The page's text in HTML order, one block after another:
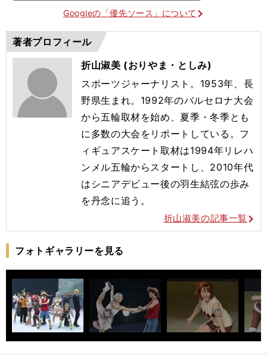
Googleの「優先ソース」について
著者プロフィール
折山淑美 (おりやま・としみ)
スポーツジャーナリスト。1953年、長
野県生まれ。1992年のバルセロナ大会
から五輪取材を始め、夏季・冬季とも
に多数の大会をリポートしている。フ
ィギュアスケート取材は1994年リレハ
ンメル五輪からスタートし、2010年代
はシニアデビュー後の羽生結弦の歩み
を丹念に追う。
折山淑美の記事一覧
フォトギャラリーを見る